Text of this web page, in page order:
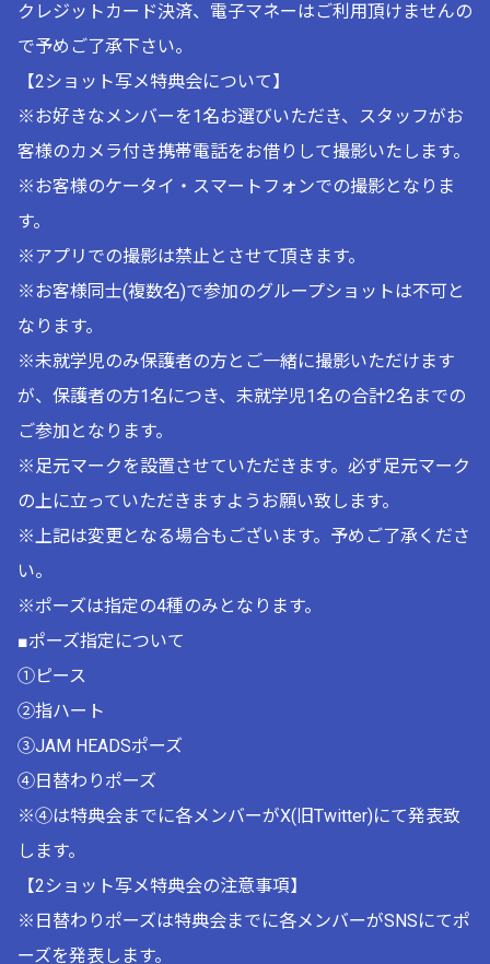
クレジットカード決済、電子マネーはご利用頂けませんの
で予めご了承下さい。
【2ショット写メ特典会について】
※お好きなメンバーを1名お選びいただき、スタッフがお
客様のカメラ付き携帯電話をお借りして撮影いたします。
※お客様のケータイ・スマートフォンでの撮影となりま
す。
※アプリでの撮影は禁止とさせて頂きます。
※お客様同士(複数名)で参加のグループショットは不可と
なります。
※未就学児のみ保護者の方とご一緒に撮影いただけます
が、保護者の方1名につき、未就学児1名の合計2名までの
ご参加となります。
※足元マークを設置させていただきます。必ず足元マーク
の上に立っていただきますようお願い致します。
※上記は変更となる場合もございます。予めご了承くださ
い。
※ポーズは指定の4種のみとなります。
■ポーズ指定について
①ピース
②指ハート
③JAM HEADSポーズ
④日替わりポーズ
※④は特典会までに各メンバーがX(旧Twitter)にて発表致
します。
【2ショット写メ特典会の注意事項】
※日替わりポーズは特典会までに各メンバーがSNSにてポ
ーズを発表します。